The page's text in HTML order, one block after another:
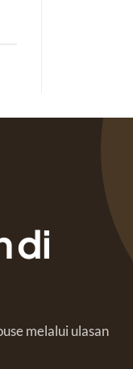
di
melalui ulasan